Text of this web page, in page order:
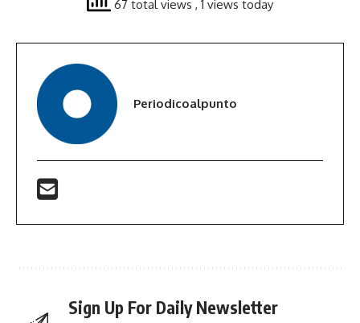
67 total views , 1 views today
Periodicoalpunto
Sign Up For Daily Newsletter